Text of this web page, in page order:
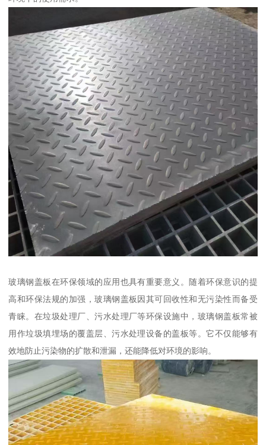
玻璃钢盖板在环保领域的应用也具有重要意义。随着环保意识的提
高和环保法规的加强，玻璃钢盖板因其可回收性和无污染性而备受
青睐。在垃圾处理厂、污水处理厂等环保设施中，玻璃钢盖板常被
用作垃圾填埋场的覆盖层、污水处理设备的盖板等。它不仅能够有
效地防止污染物的扩散和泄漏，还能降低对环境的影响。